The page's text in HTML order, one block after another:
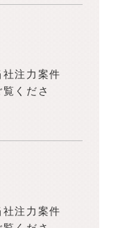
注力案件
くださ
注力案件